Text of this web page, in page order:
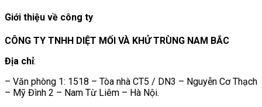
Giới thiệu về công ty
CÔNG TY TNHH DIỆT MỐI VÀ KHỬ TRÙNG NAM BẮC
Địa chỉ:
– Văn phòng 1: 1518 – Tòa nhà CT5 / DN3 – Nguyễn Cơ Thạch
– Mỹ Đình 2 – Nam Từ Liêm – Hà Nội.